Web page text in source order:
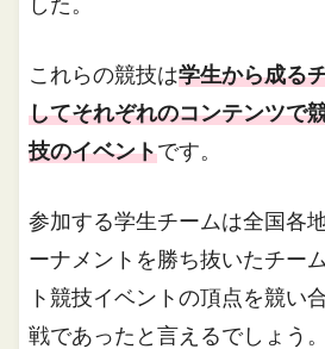
これらの競技は学生から成る
してそれぞれのコンテンツで
技のイベントです。
参加する学生チームは全国各
ーナメントを勝ち抜いたチー
ト競技イベントの頂点を競い
戦であったと言えるでしょう。